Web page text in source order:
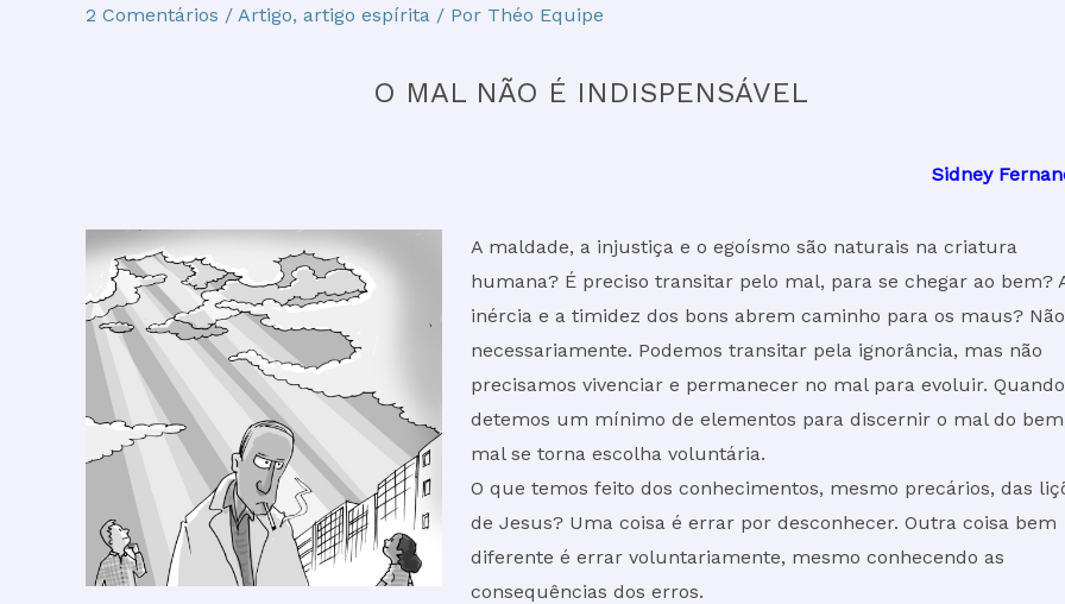
2 Comentários / Artigo, artigo espírita / Por Théo Equipe
O MAL NÃO É INDISPENSÁVEL
Sidney
A maldade, a injustiça e o egoísmo são naturais na criatura
humana? É preciso transitar pelo mal, para se chegar ao bem?
inércia e a timidez dos bons abrem caminho para os maus? Não
necessariamente. Podemos transitar pela ignorância, mas não
precisamos vivenciar e permanecer no mal para evoluir.
detemos um mínimo de elementos para discernir o mal do
mal se torna escolha voluntária.
O que temos feito dos conhecimentos, mesmo precários, das
de Jesus? Uma coisa é errar por desconhecer. Outra coisa bem
diferente é errar voluntariamente, mesmo conhecendo as
consequências dos erros.